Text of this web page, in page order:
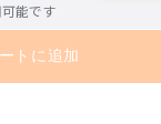
能です
トに追加